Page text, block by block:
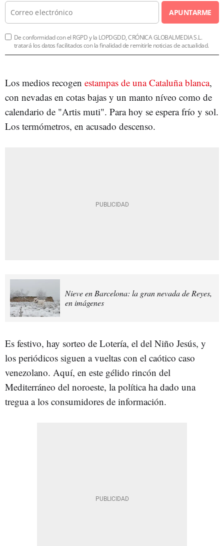
APUNTARME
De conformidad con el RGPD y la LOPDGDD, CRÓNICA GLOBALMEDIA S.L.
tratará los datos facilitados con la finalidad de remitirle noticias de actualidad.
Los medios recogen estampas de una Cataluña blanca,
con nevadas en cotas bajas y un manto níveo como de
calendario de "Artis muti". Para hoy se espera frío y sol.
Los termómetros, en acusado descenso.
Nieve en Barcelona: la gran nevada de Reyes,
en imágenes
Es festivo, hay sorteo de Lotería, el del Niño Jesús, y
los periódicos siguen a vueltas con el caótico caso
venezolano. Aquí, en este gélido rincón del
Mediterráneo del noroeste, la política ha dado una
tregua a los consumidores de información.